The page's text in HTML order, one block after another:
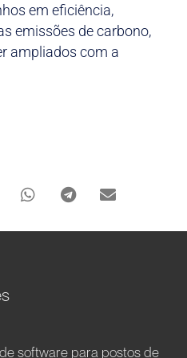
em eficiência,
emissões de carbono,
ampliados com a
software para postos de